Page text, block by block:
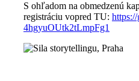
S ohľadom na obmedzenú
registráciu vopred TU:
4hgyuOUtk2tLmpFg1